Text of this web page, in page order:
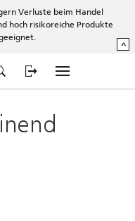
Verluste beim Handel
hoch risikoreiche Produkte
^